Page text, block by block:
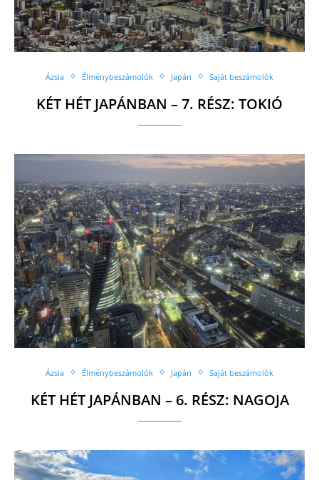
Ázsia Élménybeszámolók Japán Saját beszámolók
KÉT HÉT JAPÁNBAN – 7. RÉSZ: TOKIÓ
Ázsia Élménybeszámolók Japán Saját beszámolók
KÉT HÉT JAPÁNBAN – 6. RÉSZ: NAGOJA